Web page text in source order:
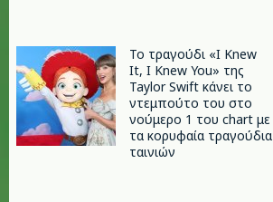
Το τραγούδι «I Knew
It, I Knew You» της
Taylor Swift κάνει το
ντεμπούτο του στο
νούμερο 1 του chart με
τα κορυφαία τραγούδια
ταινιών